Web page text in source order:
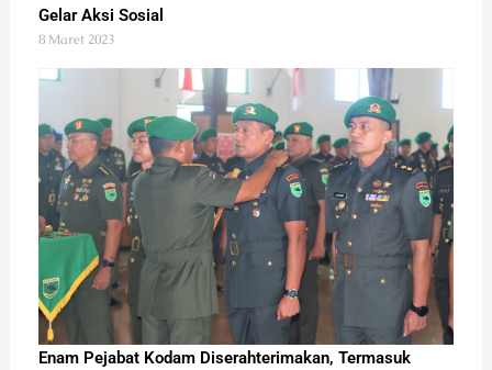
Gelar Aksi Sosial
8 Maret 2023
Enam Pejabat Kodam Diserahterimakan, Termasuk